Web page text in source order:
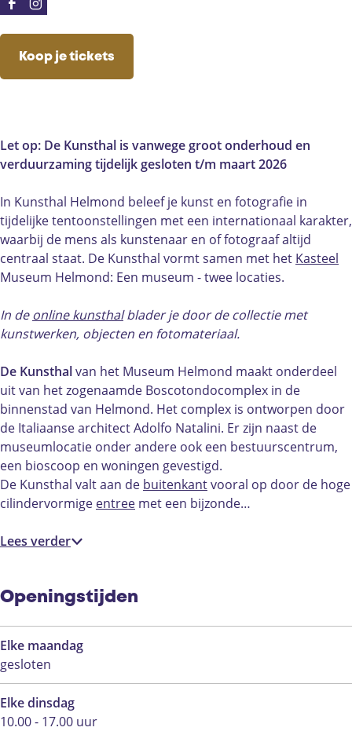
m
H
e
o
n
l
o
c
a
t
e
K
n
s
t
h
a
l
e
u
m
l
m
n
d
l
o
c
t
i
K
u
n
s
t
h
a
l
s
e
u
e
l
o
n
d
l
o
a
t
e
K
u
n
s
t
h
a
e
H
e
o
n
l
o
c
a
t
e
K
n
s
t
h
a
l
s
e
H
e
m
o
n
d
l
c
a
i
e
K
u
n
s
t
h
l
F
a
k
M
s
e
u
m
H
l
m
n
d
l
o
c
a
t
i
K
s
a
l
I
n
s
a
m
u
s
e
u
m
e
l
o
n
d
l
o
c
a
t
e
n
h
a
l
Koop je tickets
Let op: De Kunsthal is vanwege groot onderhoud en
verduurzaming tijdelijk gesloten t/m maart 2026
In Kunsthal Helmond beleef je kunst en fotografie in
tijdelijke tentoonstellingen met een internationaal karakter,
waarbij de mens als kunstenaar en of fotograaf altijd
centraal staat. De Kunsthal vormt samen met het Kasteel
Museum Helmond: Een museum - twee locaties.
In deonline kunsthalblader je door de collectie met
kunstwerken, objecten en fotomateriaal.
De Kunsthalvan het Museum Helmond maakt onderdeel
uit van het zogenaamde Boscotondocomplex in de
binnenstad van Helmond. Het complex is ontworpen door
de Italiaanse architect Adolfo Natalini. Er zijn naast de
museumlocatie onder andere ook een bestuurscentrum,
een bioscoop en woningen gevestigd.
De Kunsthal valt aan de buitenkantvooral op door de hoge
cilindervormige entree met een bijzonde…
Lees verder
Openingstijden
Elke maandag
gesloten
Elke dinsdag
10.00 - 17.00 uur